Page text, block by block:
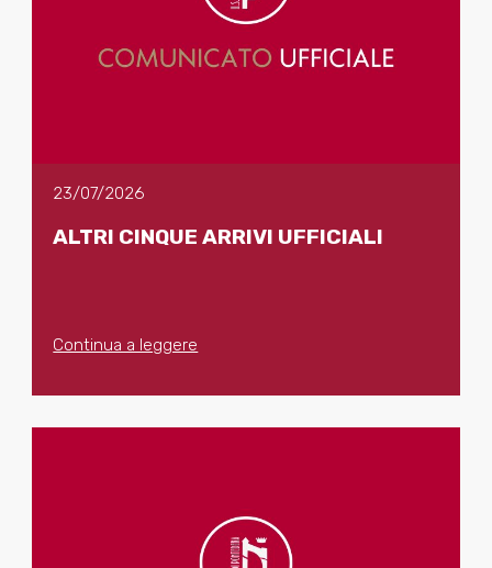
23/07/2026
ALTRI CINQUE ARRIVI UFFICIALI
Continua a leggere